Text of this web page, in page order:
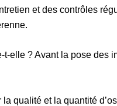
et des contrôles
t-elle ? Avant la pose des
la qualité et la quantité